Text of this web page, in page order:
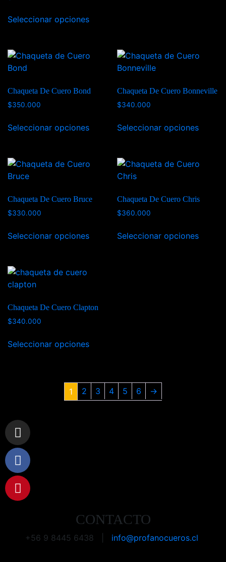
Seleccionar opciones
Chaqueta De Cuero Bond
$350.000
Seleccionar opciones
Chaqueta De Cuero Bonneville
$340.000
Seleccionar opciones
Chaqueta De Cuero Bruce
$330.000
Seleccionar opciones
Chaqueta De Cuero Chris
$360.000
Seleccionar opciones
Chaqueta De Cuero Clapton
$340.000
Seleccionar opciones
1 2 3 4 5 6 →
CONTACTO
+56 9 8445 6438 | info@profanocueros.cl